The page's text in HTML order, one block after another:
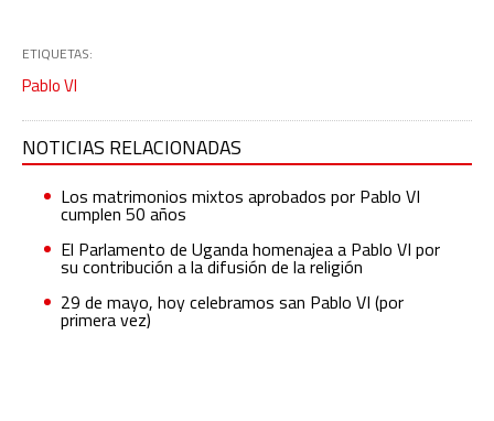
ETIQUETAS:
Pablo VI
NOTICIAS RELACIONADAS
Los matrimonios mixtos aprobados por Pablo VI
cumplen 50 años
El Parlamento de Uganda homenajea a Pablo VI por
su contribución a la difusión de la religión
29 de mayo, hoy celebramos san Pablo VI (por
primera vez)